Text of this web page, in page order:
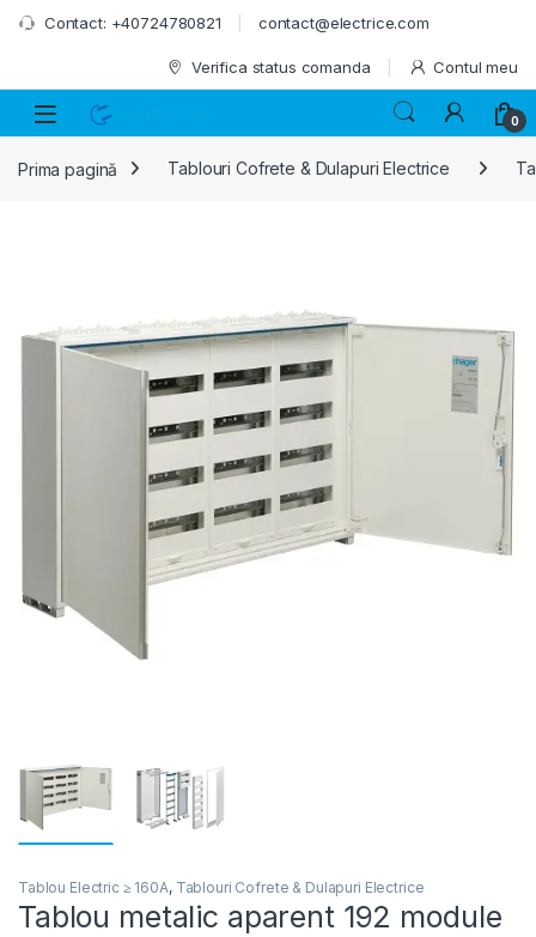
Skip to navigation
Skip to content
Contact: +40724780821 contact@electrice.com
Verifica status comanda Contul meu
0
Prima pagină Tablouri Cofrete & Dulapuri Electrice
Tablou Electric ≥ 160A, Tablouri Cofrete & Dulapuri Electrice
Tablou metalic aparent 192 module